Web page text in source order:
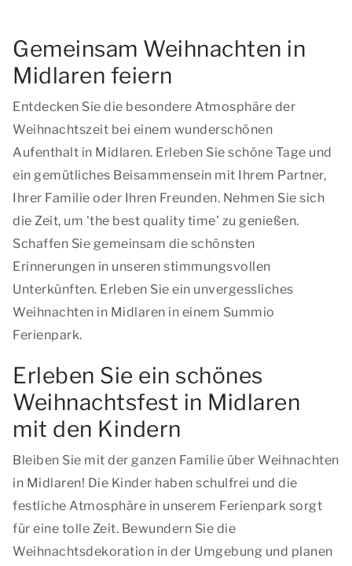
Gemeinsam Weihnachten in
Midlaren feiern
Entdecken Sie die besondere Atmosphäre der
Weihnachtszeit bei einem wunderschönen
Aufenthalt in Midlaren. Erleben Sie schöne Tage und
ein gemütliches Beisammensein mit Ihrem Partner,
Ihrer Familie oder Ihren Freunden. Nehmen Sie sich
die Zeit, um 'the best quality time' zu genießen.
Schaffen Sie gemeinsam die schönsten
Erinnerungen in unseren stimmungsvollen
Unterkünften. Erleben Sie ein unvergessliches
Weihnachten in Midlaren in einem Summio
Ferienpark.
Erleben Sie ein schönes
Weihnachtsfest in Midlaren
mit den Kindern
Bleiben Sie mit der ganzen Familie über Weihnachten
in Midlaren! Die Kinder haben schulfrei und die
festliche Atmosphäre in unserem Ferienpark sorgt
für eine tolle Zeit. Bewundern Sie die
Weihnachtsdekoration in der Umgebung und planen